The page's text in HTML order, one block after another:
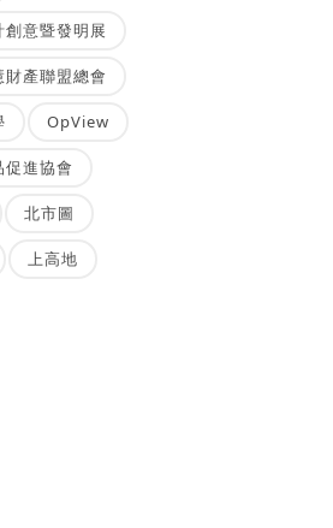
創意暨發明展
產聯盟總會
OpView
促進協會
北市圖
上高地